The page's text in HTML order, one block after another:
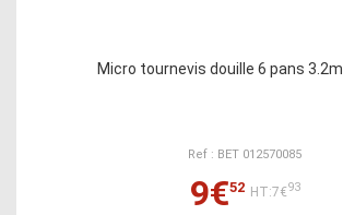
Micro tournevis douille 6 pans
Ref : BET 012570085
9€52 HT:7€93